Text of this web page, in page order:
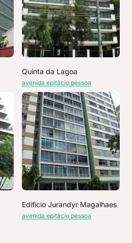
Quinta da Lagoa
avenida epitácio pessoa
Edificio Jurandyr Magalhaes
avenida epitácio pessoa